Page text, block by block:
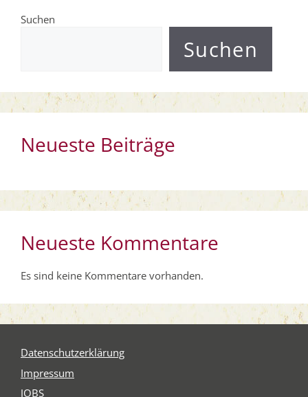
Suchen
Suchen
Neueste Beiträge
Neueste Kommentare
Es sind keine Kommentare vorhanden.
Daten­schutz­er­klä­rung
Impres­sum
JOBS